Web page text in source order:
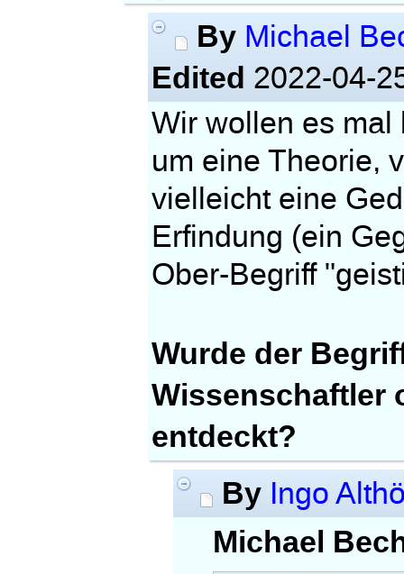
By Michael
Edited 2022-04-
Wir wollen es mal
um eine Theorie,
vielleicht eine
Erfindung (ein
Ober-Begriff
Wurde der
Wissenschaftler
entdeckt?
By Ingo
Michael